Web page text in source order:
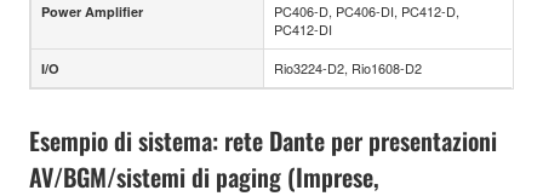
Power Amplifier
PC406-D, PC406-DI, PC412-D,
PC412-DI
I/O Rio3224-D2, Rio1608-D2
Esempio di sistema: rete Dante per presentazioni
AV/BGM/sistemi di paging (Imprese,